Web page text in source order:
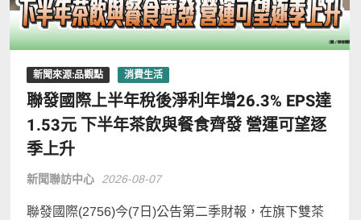
新聞來源:品觀點 消費生活
聯發國際上半年稅後淨利年增26.3% EPS達
1.53元 下半年茶飲與餐食齊發 營運可望逐
季上升
新聞聯訪中心 2026-08-07
聯發國際(2756)今(7日)公告第二季財報，在旗下雙茶